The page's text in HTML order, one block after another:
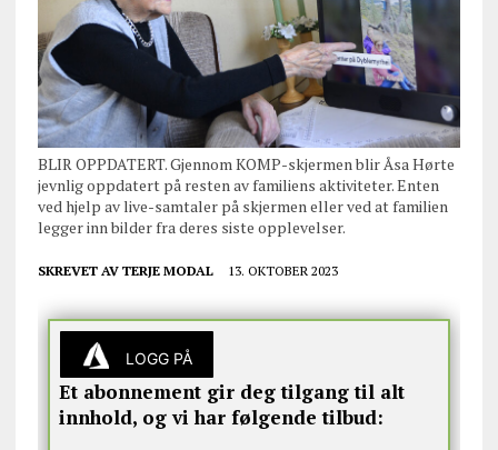
BLIR OPPDATERT. Gjennom KOMP-skjermen blir Åsa Hørte
jevnlig oppdatert på resten av familiens aktiviteter. Enten
ved hjelp av live-samtaler på skjermen eller ved at familien
legger inn bilder fra deres siste opplevelser.
SKREVET AV TERJE MODAL 13. OKTOBER 2023
LOGG PÅ
Et abonnement gir deg tilgang til alt
innhold, og vi har følgende tilbud: